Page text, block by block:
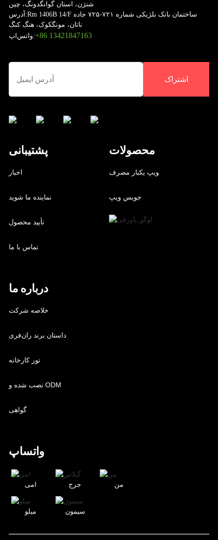
شنژن، استان گوانگدونگ، چین
آدرس:Rm 1406B 14/F ساختمان بانک بلژیکی شماره ۷۲۱-۷۲۵ جاده
ناتان، مونگکوک، هنگ کنگ
واتس‌اپ:‎+86 13421847163‎
اشتراک
پشتیبانی
اخبار
نماینده ما شوید
تأیید محصول
تماس با ما
محصولات
ویپ یکبار مصرف
جویس ویپ
درباره ما
خلاصه شرکت
داستان برند ران‌فری
تور کارخانه
نصب شده و ODM
گواهی
واتساپ
امی جرج من
میلو سیمون